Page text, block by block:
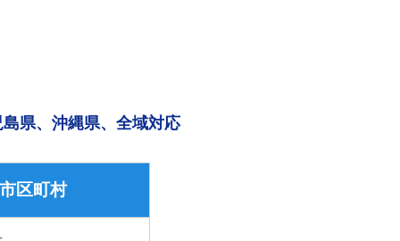
県、沖縄県、全域対応
市区町村